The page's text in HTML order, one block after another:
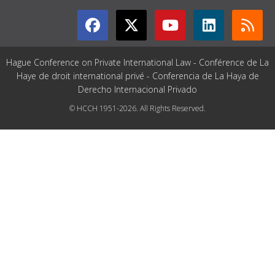
Hague Conference on Private International Law - Conférence de La
Haye de droit international privé - Conferencia de La Haya de
Derecho Internacional Privado
© HCCH 1951-2026. All Rights Reserved.